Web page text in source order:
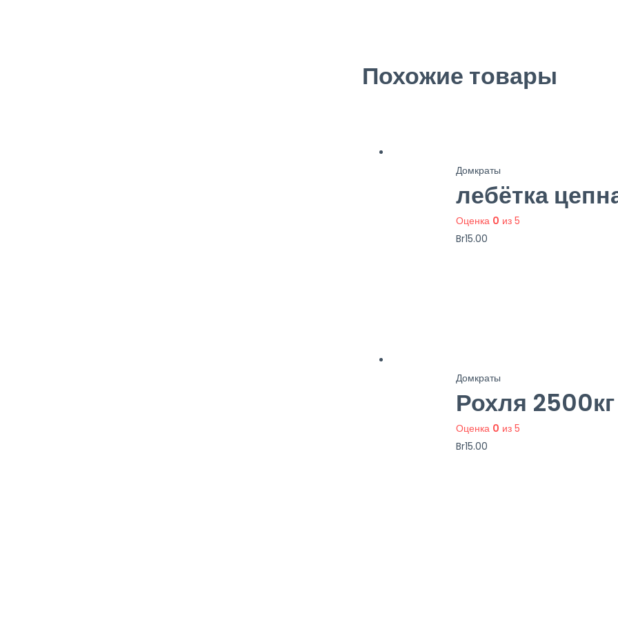
Похожие товары
Домкраты
лебётка
Оценка 0 из 5
Br15.00
Домкраты
Рохля 2500кг
Оценка 0 из 5
Br15.00